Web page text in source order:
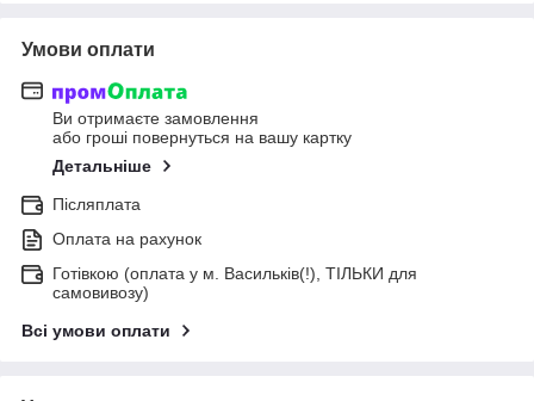
Умови оплати
Ви отримаєте замовлення
або гроші повернуться на вашу картку
Детальніше
Післяплата
Оплата на рахунок
Готівкою (оплата у м. Васильків(!), ТІЛЬКИ для
самовивозу)
Всі умови оплати